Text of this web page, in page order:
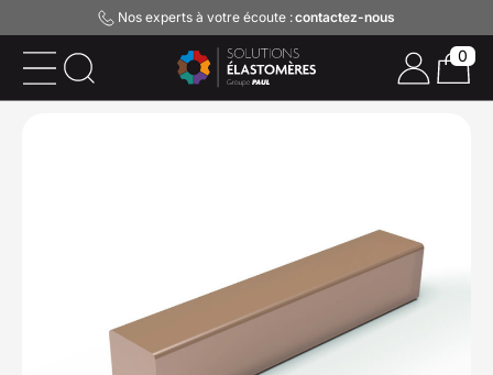
Nos experts à votre écoute :contactez-nous
0